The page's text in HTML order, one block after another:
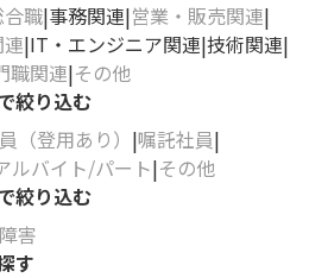
職 事務関連 営業・販売関連
IT・エンジニア関連 技術関連
職関連 その他
絞り込む
（登用あり）
嘱託社員
ルバイト/パート その他
絞り込む
害
す